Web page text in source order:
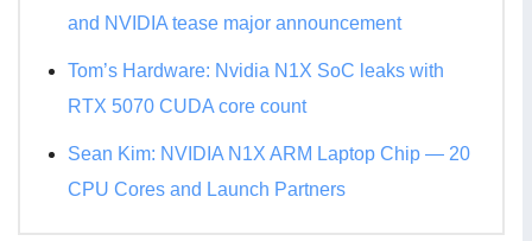
and NVIDIA tease major announcement
Tom’s Hardware: Nvidia N1X SoC leaks with
RTX 5070 CUDA core count
Sean Kim: NVIDIA N1X ARM Laptop Chip — 20
CPU Cores and Launch Partners